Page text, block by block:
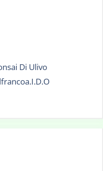
Di Ulivo